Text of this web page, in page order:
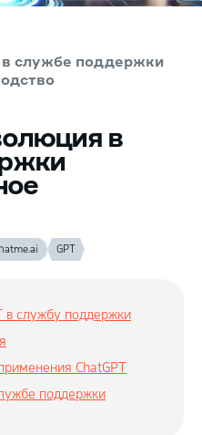
службе поддержки
в
GPT
в службу поддержки
ChatGPT
поддержки